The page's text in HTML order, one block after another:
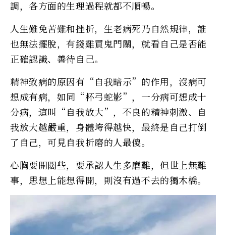
調，各方面的生理過程就都不順暢。
人生難免苦難和挫折，生老病死乃自然規律，誰
也無法擺脫，有錢難買鬼門關，就看自己是否能
正確認識、善待自己。
精神致病的原因有“自我暗示”的作用，沒病可
想成有病，如同“杯弓蛇影”，一分病可想成十
分病，這叫“自我放大”，不良的精神刺激、自
我放大越嚴重，身體垮得越快，最終是自己打倒
了自己，可見自我折磨的人最傻。
心胸要開闊些，要承認人生多磨難，但世上無難
事，思想上能想得開，則沒有過不去的獨木橋。